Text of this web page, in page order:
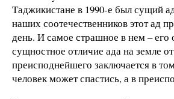
Таджикистане в 1990-е был сущий
наших соотечественников этот ад
день. И самое страшное в нем –
сущностное отличие ада на земле
преисподнейшего заключается в
человек может спастись, а в